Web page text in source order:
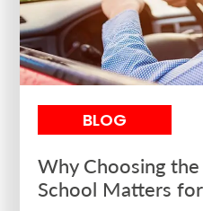
BLOG
Why Choosing
School Matters